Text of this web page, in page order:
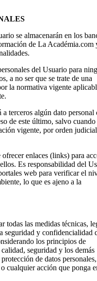
se almacenarán en los
de La Académia.com
del Usuario para
a no ser que se trate de una
la normativa vigente
terceros algún dato personal
de este último, salvo cuando
vigente, por orden
enlaces (links) para
Es responsabilidad del
web para verificar el
lo que es ajeno a la
todas las medidas técnicas,
seguridad y confidencialidad
los principios de
seguridad y los demás
de datos personales,
cualquier acción que ponga